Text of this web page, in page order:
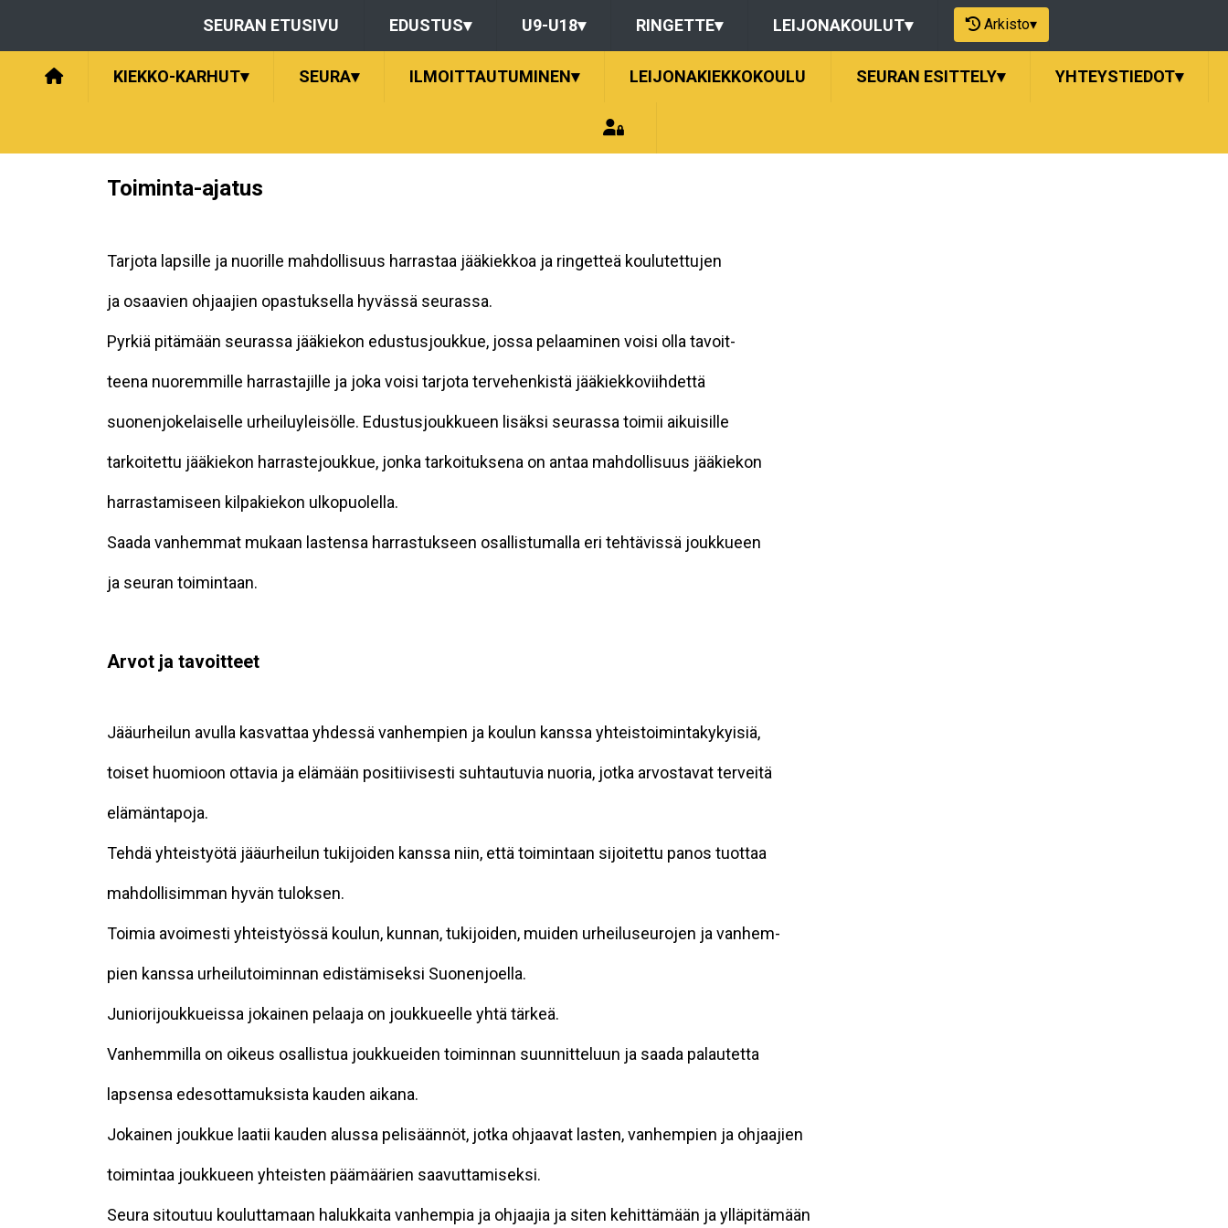
SEURAN ETUSIVU EDUSTUS▾ U9-U18▾ RINGETTE▾ LEIJONAKOULUT▾ Arkisto▾
KIEKKO-KARHUT▾ SEURA▾ ILMOITTAUTUMINEN▾ LEIJONAKIEKKOKOULU SEURAN ESITTELY▾ YHTEYSTIEDOT▾
Toiminta-ajatus
Tarjota lapsille ja nuorille mahdollisuus harrastaa jääkiekkoa ja ringetteä koulutettujen
ja osaavien ohjaajien opastuksella hyvässä seurassa.
Pyrkiä pitämään seurassa jääkiekon edustusjoukkue, jossa pelaaminen voisi olla tavoit-
teena nuoremmille harrastajille ja joka voisi tarjota tervehenkistä jääkiekkoviihdettä
suonenjokelaiselle urheiluyleisölle. Edustusjoukkueen lisäksi seurassa toimii aikuisille
tarkoitettu jääkiekon harrastejoukkue, jonka tarkoituksena on antaa mahdollisuus jääkiekon
harrastamiseen kilpakiekon ulkopuolella.
Saada vanhemmat mukaan lastensa harrastukseen osallistumalla eri tehtävissä joukkueen
ja seuran toimintaan.
Arvot ja tavoitteet
Jääurheilun avulla kasvattaa yhdessä vanhempien ja koulun kanssa yhteistoimintakykyisiä,
toiset huomioon ottavia ja elämään positiivisesti suhtautuvia nuoria, jotka arvostavat terveitä
elämäntapoja.
Tehdä yhteistyötä jääurheilun tukijoiden kanssa niin, että toimintaan sijoitettu panos tuottaa
mahdollisimman hyvän tuloksen.
Toimia avoimesti yhteistyössä koulun, kunnan, tukijoiden, muiden urheiluseurojen ja vanhem-
pien kanssa urheilutoiminnan edistämiseksi Suonenjoella.
Juniorijoukkueissa jokainen pelaaja on joukkueelle yhtä tärkeä.
Vanhemmilla on oikeus osallistua joukkueiden toiminnan suunnitteluun ja saada palautetta
lapsensa edesottamuksista kauden aikana.
Jokainen joukkue laatii kauden alussa pelisäännöt, jotka ohjaavat lasten, vanhempien ja ohjaajien
toimintaa joukkueen yhteisten päämäärien saavuttamiseksi.
Seura sitoutuu kouluttamaan halukkaita vanhempia ja ohjaajia ja siten kehittämään ja ylläpitämään